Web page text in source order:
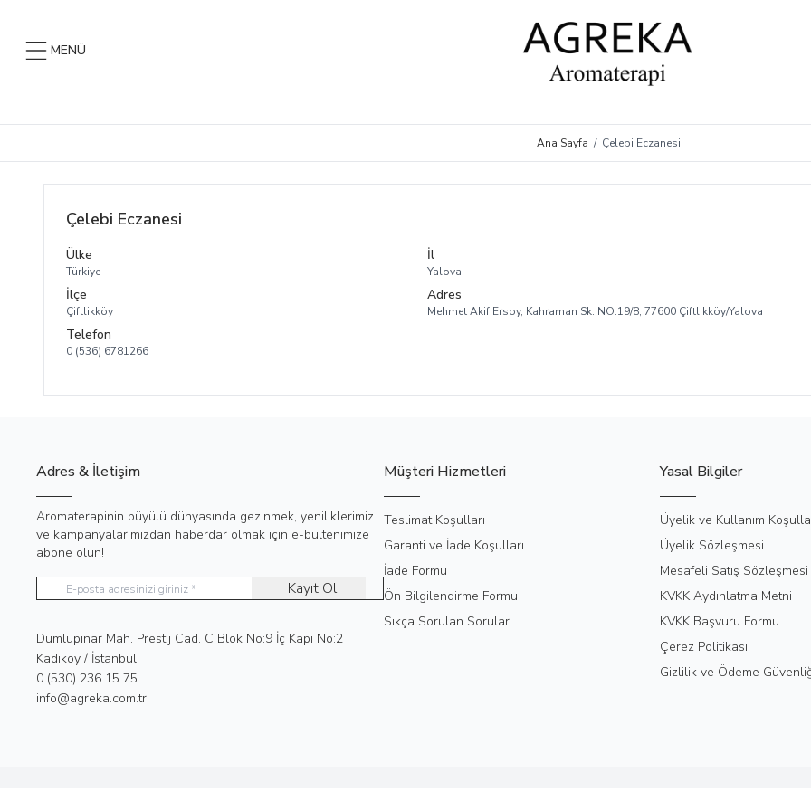
MENÜ
Ana Sayfa / Çelebi Eczanesi
Çelebi Eczanesi
Ülke
Türkiye
İl
Yalova
İlçe
Çiftlikköy
Adres
Mehmet Akif Ersoy, Kahraman Sk. NO:19/8, 77600 Çiftlikköy/Yalova
Telefon
0 (536) 6781266
Adres & İletişim
Aromaterapinin büyülü dünyasında gezinmek, yeniliklerimiz
ve kampanyalarımızdan haberdar olmak için e-bültenimize
abone olun!
Kayıt Ol
Adres
Dumlupınar Mah. Prestij Cad. C Blok No:9 İç Kapı No:2
Kadıköy / İstanbul
Telefon
0 (530) 236 15 75
E-Posta
info@agreka.com.tr
Müşteri Hizmetleri
Teslimat Koşulları
Garanti ve İade Koşulları
İade Formu
Ön Bilgilendirme Formu
Sıkça Sorulan Sorular
Yasal Bilgiler
Üyelik ve Kullanım
Üyelik Sözleşmesi
Mesafeli Satış Sözleşmesi
KVKK Aydınlatma Metni
KVKK Başvuru Formu
Çerez Politikası
Gizlilik ve Ödeme